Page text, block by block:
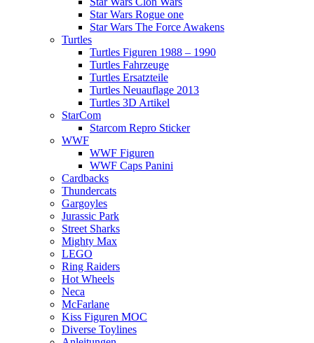
Star Wars Rogue one
Star Wars The Force Awakens
Turtles
Turtles Figuren 1988 – 1990
Turtles Fahrzeuge
Turtles Ersatzteile
Turtles Neuauflage 2013
Turtles 3D Artikel
StarCom
Starcom Repro Sticker
WWF
WWF Figuren
WWF Caps Panini
Cardbacks
Thundercats
Gargoyles
Jurassic Park
Street Sharks
Mighty Max
LEGO
Ring Raiders
Hot Wheels
Neca
McFarlane
Kiss Figuren MOC
Diverse Toylines